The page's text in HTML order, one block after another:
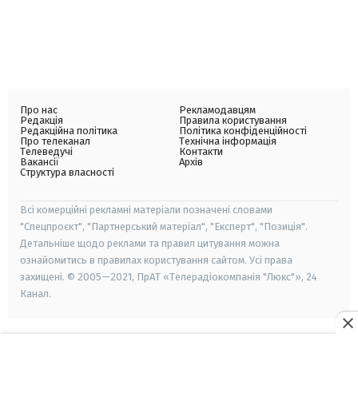
Про нас
Редакція
Редакційна політика
Про телеканал
Телеведучі
Вакансії
Структура власності
Рекламодавцям
Правила користування
Політика конфіденційності
Технічна інформація
Контакти
Архів
Всі комерційні рекламні матеріали позначені словами
"Спецпроєкт", "Партнерський матеріал", "Експерт", "Позиція".
Детальніше щодо реклами та правил цитування можна
ознайомитись в правилах користування сайтом. Усі права
захищені. © 2005—2021, ПрАТ «Телерадіокомпанія "Люкс"», 24
Канал.